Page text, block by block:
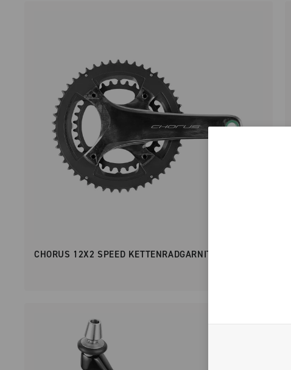
CHORUS 12X2 SPEED KETTENRADGARNITUR